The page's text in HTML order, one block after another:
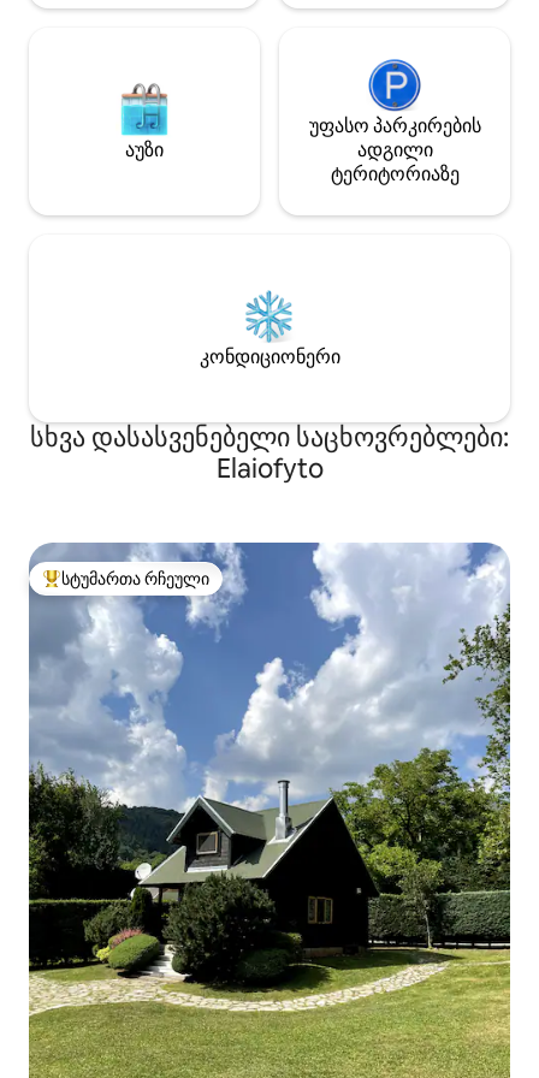
აუზი
უფასო პარკირების
ადგილი
ტერიტორიაზე
კონდიციონერი
სხვა დასასვენებელი საცხოვრებლები:
Elaiofyto
სტუმართა რჩეული მოწინავე ვარიანტი
სტუმართა რჩეული